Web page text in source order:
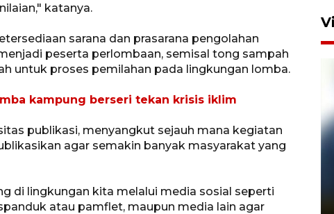
katanya.
sarana dan prasarana pengolahan
peserta perlombaan, semisal tong sampah
untuk proses pemilahan pada lingkungan lomba.
kampung berseri tekan krisis iklim
publikasi, menyangkut sejauh mana kegiatan
agar semakin banyak masyarakat yang
di lingkungan kita melalui media sosial seperti
atau pamflet, maupun media lain agar
sampai 8 tahan?
1 Juni 2026 05:47